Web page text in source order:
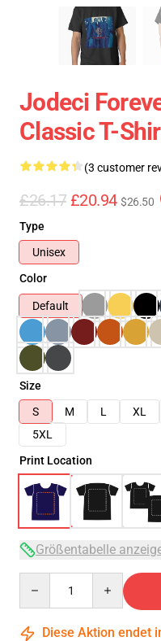
Jodeci
Classic T-
(3 customer
£26.17 £20.94 $26.50
Type
Unisex
Color
Default
Size
S
M L XL
5XL
Print Location
Größentabelle
Diese Aktion endet